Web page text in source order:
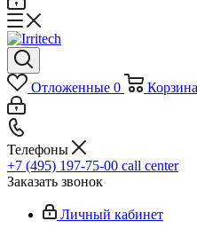
Отложенные 0 Корзина
Телефоны
+7 (495) 197-75-00 call center
Заказать звонок
Личный кабинет